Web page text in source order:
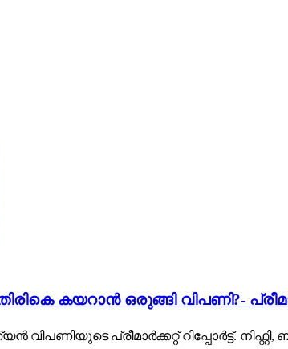
കയറാൻ ഒരുങ്ങി വിപണി?-
വിപണിയുടെ പ്രീമാർക്കറ്റ് റിപ്പോർട്ട്.